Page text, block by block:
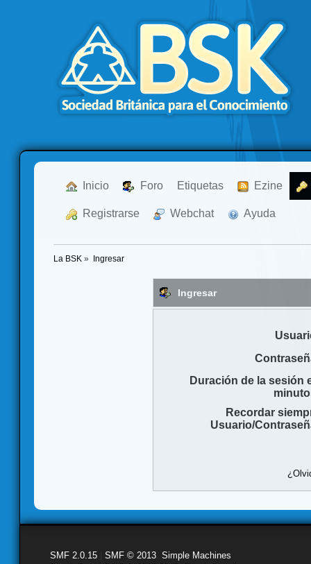
Inicio Foro Etiquetas Ezine
Registrarse Webchat Ayuda
La BSK » Ingresar
Ingresar
Duración de la sesión
Recordar
Usuario/
SMF 2.0.15 SMF © 2013 Simple Machines